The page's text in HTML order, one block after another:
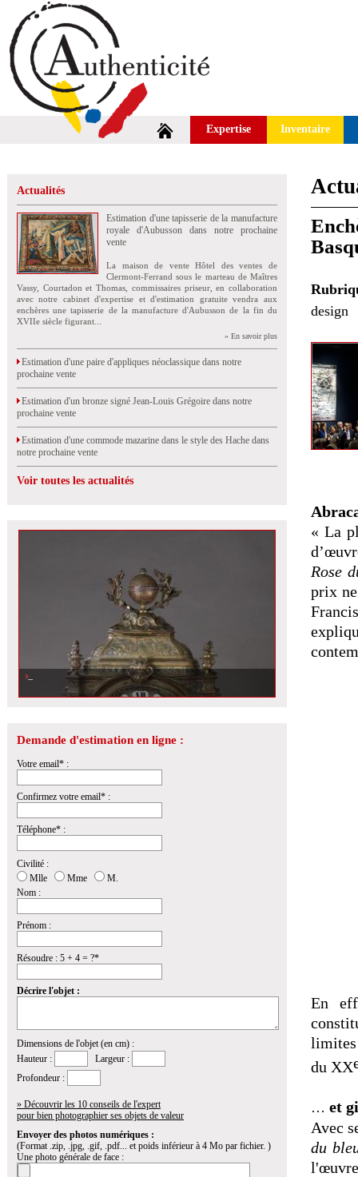
Expertise Inventaire
Actualités
Estimation d'une tapisserie de la manufacture
royale d'Aubusson dans notre prochaine
vente
La maison de vente Hôtel des ventes de
Clermont-Ferrand sous le marteau de Maîtres
Vassy, Courtadon et Thomas, commissaires priseur, en collaboration
avec notre cabinet d'expertise et d'estimation gratuite vendra aux
enchères une tapisserie de la manufacture d'Aubusson de la fin du
XVIIe siècle figurant...
» En savoir plus
Estimation d'une paire d'appliques néoclassique dans notre
prochaine vente
Estimation d'un bronze signé Jean-Louis Grégoire dans notre
prochaine vente
Estimation d'une commode mazarine dans le style des Hache dans
notre prochaine vente
Voir toutes les actualités
Estimation d\'un cartel en bronze doré dans notre prochaine vente à Rouen
Demande d'estimation en ligne :
Votre email* :
Confirmez votre email* :
Téléphone* :
Civilité :
Mlle
Mme
M.
Nom :
Prénom :
Résoudre : 5 + 4 = ?*
Décrire l'objet :
Dimensions de l'objet (en cm) :
Hauteur :
Largeur :
Profondeur :
» Découvrir les 10 conseils de l'expert
pour bien photographier ses objets de valeur
Envoyer des photos numériques :
(Format .zip, .jpg, .gif, .pdf... et poids inférieur à 4 Mo par fichier. )
Une photo générale de face :
design
« La
Rose
prix
En
du XX
… et
Avec
du
l'œuvre